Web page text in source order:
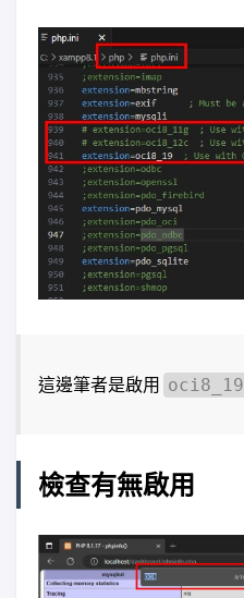
這邊筆者是啟用 oci8_19
檢查有無啟用